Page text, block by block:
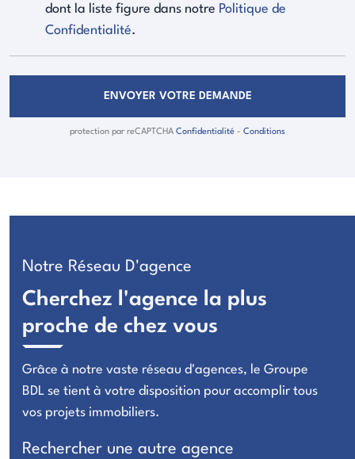
dont la liste figure dans notre Politique de
Confidentialité.
ENVOYER VOTRE DEMANDE
protection par reCAPTCHA Confidentialité - Conditions
Notre Réseau D'agence
Cherchez l'agence la plus
proche de chez vous
Grâce à notre vaste réseau d'agences, le Groupe
BDL se tient à votre disposition pour accomplir tous
vos projets immobiliers.
Rechercher une autre agence